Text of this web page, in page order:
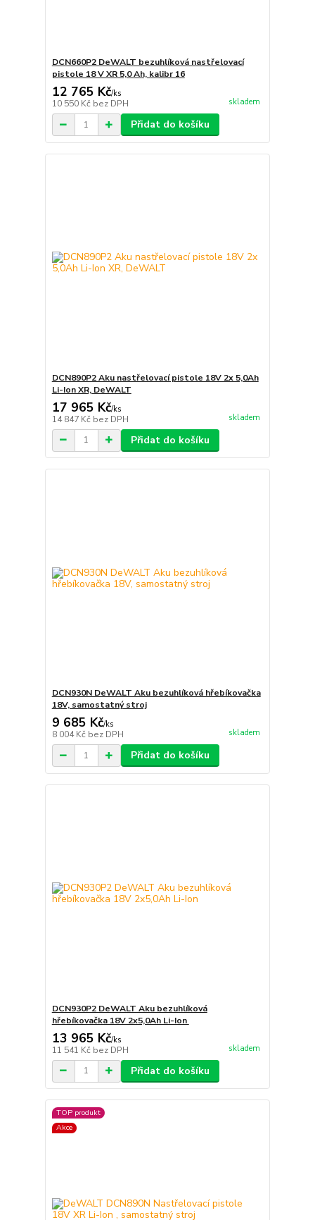
DCN660P2 DeWALT bezuhlíková nastřelovací
pistole 18 V XR 5,0 Ah, kalibr 16
12 765 Kč/ks
10 550 Kč bez DPH skladem
Přidat do košíku
DCN890P2 Aku nastřelovací pistole 18V 2x 5,0Ah
Li-Ion XR, DeWALT
17 965 Kč/ks
14 847 Kč bez DPH skladem
Přidat do košíku
DCN930N DeWALT Aku bezuhlíková hřebíkovačka
18V, samostatný stroj
9 685 Kč/ks
8 004 Kč bez DPH skladem
Přidat do košíku
DCN930P2 DeWALT Aku bezuhlíková
hřebíkovačka 18V 2x5,0Ah Li-Ion
13 965 Kč/ks
11 541 Kč bez DPH skladem
Přidat do košíku
TOP produkt
Akce